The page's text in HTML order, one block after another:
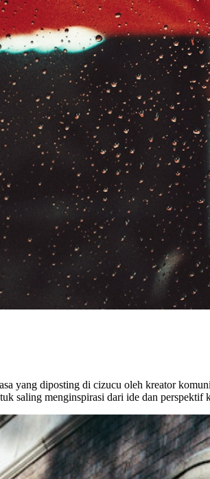
yang diposting di cizucu oleh kreator
saling menginspirasi dari ide dan perspektif